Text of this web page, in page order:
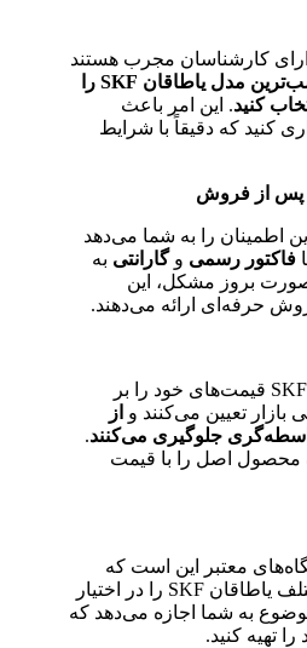
کارشناسان مجرب هستند
مناسب‌ترین مدل یاطاقان SKF را
کنید. این امر باعث
کنید که دقیقاً با شرایط
پس از فروش
اطمینان را به شما می‌دهد
فاکتور رسمی وگارانتی به
بروز مشکل، این
حرفه‌ای ارائه می‌دهند.
فروشگاه‌های معتبر یاطاقان SKF قیمت‌های خود را بر
تعیین می‌کنند و از
جلوگیری می‌کنند.
محصول اصل را با قیمت
معتبر این است که
طیف وسیعی از مدل‌های مختلف یاطاقان SKF را در اختیار
به شما اجازه می‌دهد که
تهیه کنید.